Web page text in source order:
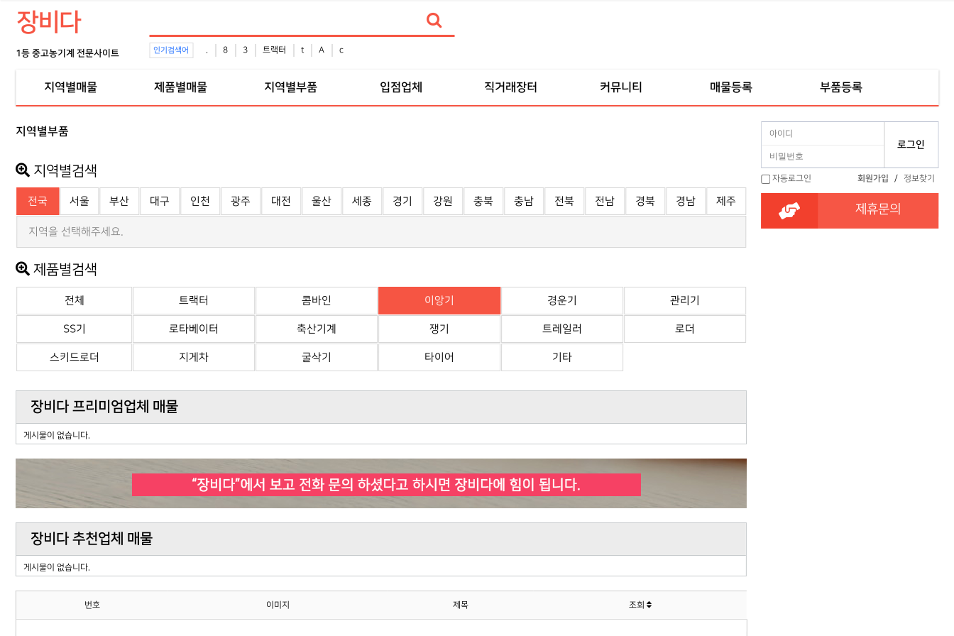
장비다
1등 중고농기계 전문사이트 인기검색어 . 8 3 트랙터 t A c
지역별매물 제품별매물 지역별부품 입점업체 직거래장터 커뮤니티 매물등록 부품등록
지역별부품
지역별검색
전국 서울 부산 대구 인천 광주 대전 울산 세종 경기 강원 충북 충남 전북 전남 경북 경남 제주
지역을 선택해주세요.
제품별검색
전체 트랙터 콤바인 이앙기 경운기 관리기
SS기 로타베이터 축산기계 쟁기 트레일러 로더
스키드로더 지게차 굴삭기 타이어 기타
장비다 프리미엄업체 매물
게시물이 없습니다.
장비다 추천업체 매물
게시물이 없습니다.
번호 이미지 제목 조회
자동로그인 회원가입 / 정보찾기
제휴문의